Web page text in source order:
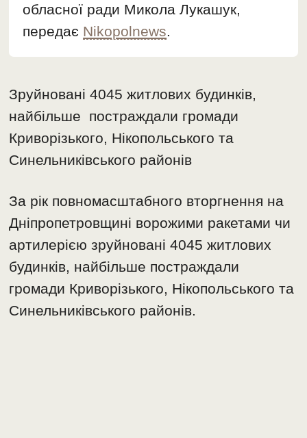
обласної ради Микола Лукашук,
передає Nikopolnews
Зруйновані 4045 житлових будинків,
найбільше постраждали громади
Криворізького, Нікопольського та
Синельниківського районів
За рік повномасштабного вторгнення на
Дніпропетровщині ворожими ракетами чи
артилерією зруйновані 4045 житлових
будинків, найбільше постраждали
громади Криворізького, Нікопольського та
Синельниківського районів.